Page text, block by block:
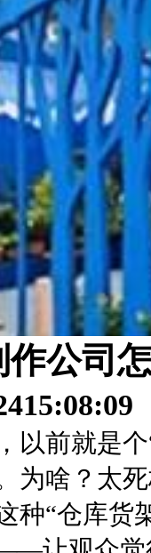
公司
15:08:09
以前就是
为啥？太
种“仓库货